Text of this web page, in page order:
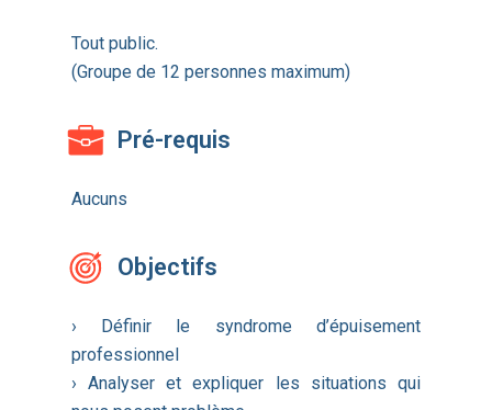
Tout public.
(Groupe de 12 personnes maximum)
Pré-requis
Aucuns
Objectifs
› Définir le syndrome d’épuisement
professionnel
› Analyser et expliquer les situations qui